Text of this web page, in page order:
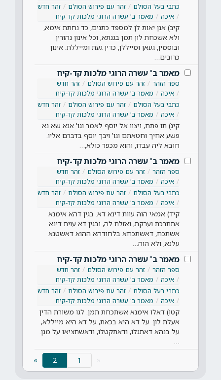
כתבי בעל הסולם
זהר עם פירוש הסולם
זהר חדש
איכה
מאמר ב' עשרה הרוגי מלכות קד-קיח
קיב) אנן יאות לן למספד כתנים, כד נחתת אימא,
ולא אשכחת לון תמן בגנתא, וכל אינון נהורין
ובוסמין, געאן ומייללן, כדין געת ומייללת. אינון
כרובים…
מאמר ב' עשרה הרוגי מלכות קד-קיח
ספר הזהר זהר עם פירוש הסולם
זהר חדש
איכה
מאמר ב' עשרה הרוגי מלכות קד-קיח
כתבי בעל הסולם
זהר עם פירוש הסולם
זהר חדש
איכה
מאמר ב' עשרה הרוגי מלכות קד-קיח
קיג) תו פתח, ויצוו אל יוסף לאמר וגו' אנא שא נא
פשע אחיך וחטאתם וגו' ויבך יוסף בדברם אליו.
חובא ליה עבדו, והוא מכפר כולא,…
מאמר ב' עשרה הרוגי מלכות קד-קיח
ספר הזהר זהר עם פירוש הסולם
זהר חדש
איכה
מאמר ב' עשרה הרוגי מלכות קד-קיח
כתבי בעל הסולם
זהר עם פירוש הסולם
זהר חדש
איכה
מאמר ב' עשרה הרוגי מלכות קד-קיח
קיד) אמאי הוה עוות דינא דא. בגין דהא אימנא
אתתרכת וערקת, ואזלת לה, ובגין דא עוית דינא
אשתכח, דאשתכחא בלחודהא ההוא דאשטנא
עלנא, ולא הוה…
מאמר ב' עשרה הרוגי מלכות קד-קיח
ספר הזהר זהר עם פירוש הסולם
זהר חדש
איכה
מאמר ב' עשרה הרוגי מלכות קד-קיח
כתבי בעל הסולם
זהר עם פירוש הסולם
זהר חדש
איכה
מאמר ב' עשרה הרוגי מלכות קד-קיח
קטו) דאלו אימנא אשתכחת תמן. לגו משורת הדין
אעלת לון. על דא היא בכאת, על דא היא מייללא,
על בנהא דאתגלו, ודאתקטלו, ודאשתציאו על מגן.
2
»